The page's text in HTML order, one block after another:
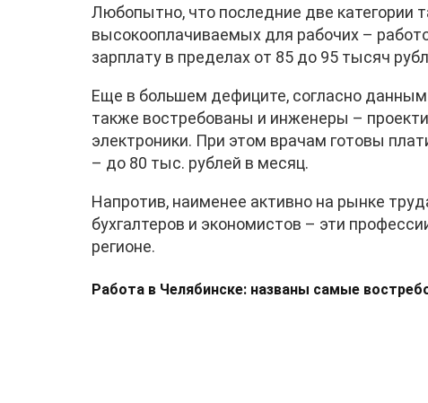
Любопытно, что последние две категории
высокооплачиваемых для рабочих –
зарплату в пределах от 85 до 95 тысяч
Еще в большем дефиците, согласно
также востребованы и инженеры –
электроники. При этом врачам готовы
– до 80 тыс. рублей в месяц.
Напротив, наименее активно на рынке
бухгалтеров и экономистов – эти
регионе.
Работа в Челябинске: названы самые